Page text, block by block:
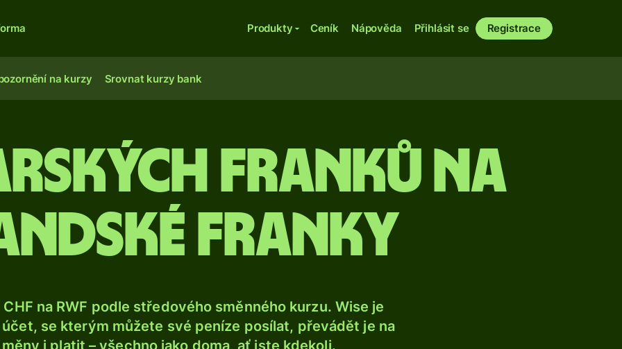
Produkty Ceník Nápověda Přihlásit se Registrace
na kurzy Srovnat kurzy bank
franků na
franky
na RWF podle středového směnného kurzu. Wise je
se kterým můžete své peníze posílat, převádět je na
i platit – všechno jako doma, ať jste kdekoli.